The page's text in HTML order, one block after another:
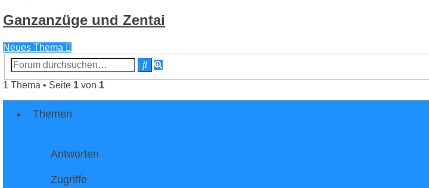
Ganzanzüge und Zentai
Neues Thema
SucheErweiterte
Suche
1 Thema • Seite 1 von 1
Themen
Antworten
Zugriffe